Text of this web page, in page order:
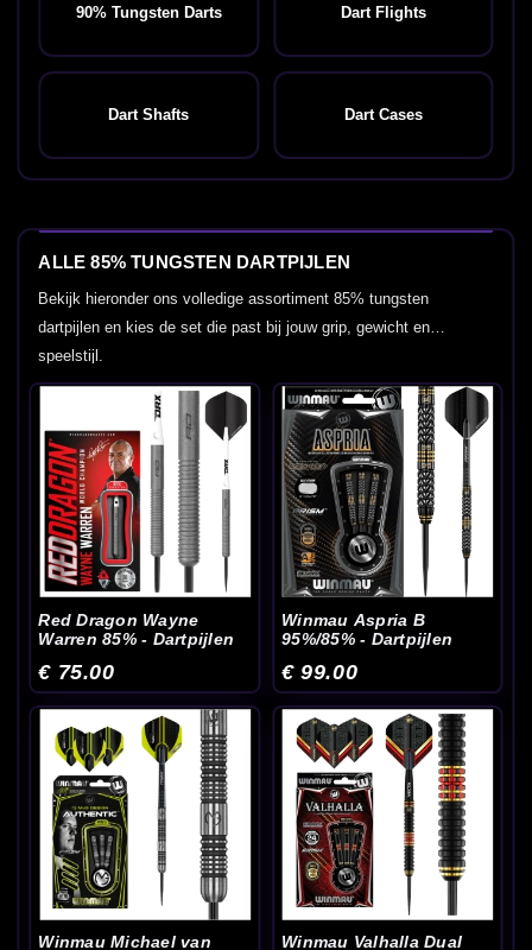
90% Tungsten Darts Dart Flights
Dart Shafts Dart Cases
ALLE 85% TUNGSTEN DARTPIJLEN
Bekijk hieronder ons volledige assortiment 85% tungsten
dartpijlen en kies de set die past bij jouw grip, gewicht en
speelstijl.
Red Dragon Wayne
Warren 85% - Dartpijlen
€ 75.00
Winmau Aspria B
95%/85% - Dartpijlen
€ 99.00
Winmau Michael van
Winmau Valhalla Dual